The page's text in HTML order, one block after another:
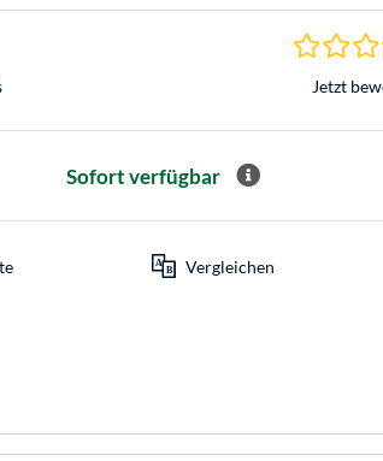
Jetzt
Sofort verfügbar
Vergleichen